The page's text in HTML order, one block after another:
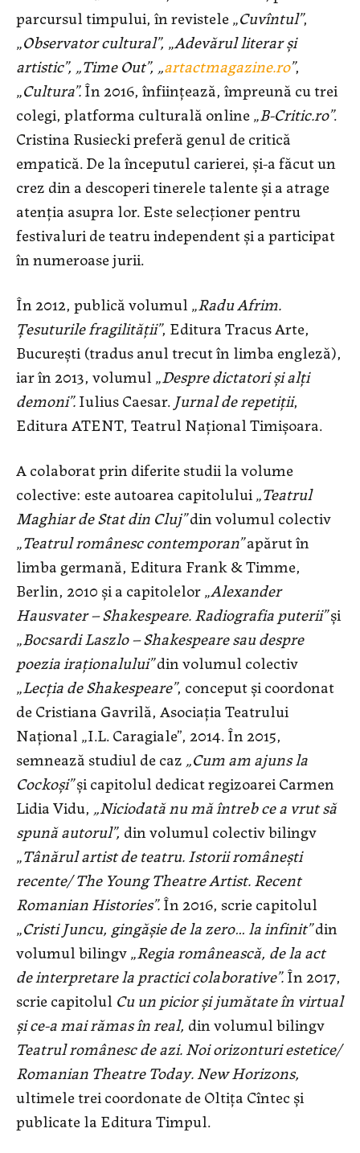
parcursul timpului, în revistele „Cuvîntul”,
„Observator cultural”, „Adevărul literar şi
artistic”, „Time Out”, „artactmagazine.ro”,
„Cultura”.În 2016, înființează, împreună cu trei
colegi, platforma culturală online „B-Critic.ro”.
Cristina Rusiecki preferă genul de critică
empatică. De la începutul carierei, și-a făcut un
crez din a descoperi tinerele talente și a atrage
atenția asupra lor. Este selecționer pentru
festivaluri de teatru independent și a participat
în numeroase jurii.
În 2012, publică volumul „Radu Afrim.
Țesuturile fragilității”, Editura Tracus Arte,
București (tradus anul trecut în limba engleză),
iar în 2013, volumul „Despre dictatori și alți
demoni”.Iulius Caesar. Jurnal derepetiții,
Editura ATENT, Teatrul Național Timișoara.
A colaborat prin diferite studii la volume
colective: este autoarea capitolului „Teatrul
Maghiar de Stat din Cluj”din volumul colectiv
„Teatrul românesc contemporan”apărut în
limba germană, Editura Frank & Timme,
Berlin, 2010 și a capitolelor „Alexander
Hausvater – Shakespeare. Radiografia puterii”și
„Bocsardi Laszlo – Shakespeare sau despre
poezia iraționalului”din volumul colectiv
„Lecția de Shakespeare”, conceput și coordonat
de Cristiana Gavrilă, Asociația Teatrului
Național „I.L. Caragiale”, 2014. În 2015,
semnează studiul de caz „Cum am ajuns la
Cockoși”și capitolul dedicat regizoarei Carmen
Lidia Vidu, „Niciodată nu mă întreb ce a vrut să
spună autorul”, din volumul colectiv bilingv
„Tânărul artist de teatru. Istorii românești
recente/ The Young Theatre Artist. Recent
Romanian Histories”.În 2016, scrie capitolul
„Cristi Juncu, gingășie de la zero… lainfinit”din
volumul bilingv „Regia românească, de la act
de interpretare la practici colaborative”.În 2017,
scrie capitolul Cu un picior și jumătate în virtual
și ce-a mai rămas în real, din volumul bilingv
Teatrulromânescde azi. Noi orizonturi estetice/
Romanian Theatre Today. New Horizons,
ultimele trei coordonate de Oltița Cîntec și
publicate la Editura Timpul.